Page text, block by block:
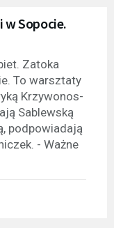
Sopocie.
Zatoka
To warsztaty
Krzywonos-
Sablewską
podpowiadają
- Ważne